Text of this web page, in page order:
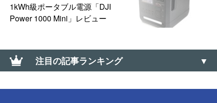
1kWh級ポータブル電源「DJI
Power 1000 Mini」レビュー
注目の記事ランキング